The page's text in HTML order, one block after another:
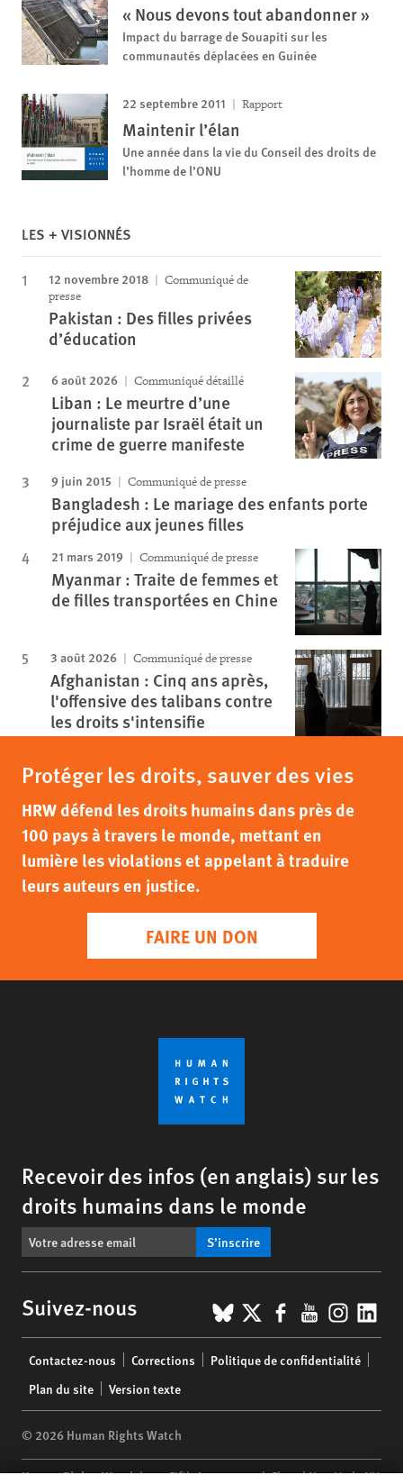
« Nous devons tout abandonner »
Impact du barrage de Souapiti sur les
communautés déplacées en Guinée
22 septembre 2011 Rapport
Maintenir l’élan
Une année dans la vie du Conseil des droits de
l’homme de l’ONU
LES + VISIONNÉS
12 novembre 2018
Communiqué de
presse
Pakistan : Des filles privées
d’éducation
6 août 2026 Communiqué détaillé
Liban : Le meurtre d’une
journaliste par Israël était un
crime de guerre manifeste
9 juin 2015 Communiqué de presse
Bangladesh : Le mariage des enfants porte
préjudice aux jeunes filles
21 mars 2019 Communiqué de presse
Myanmar : Traite de femmes et
de filles transportées en Chine
3 août 2026 Communiqué de presse
Afghanistan : Cinq ans après,
l'offensive des talibans contre
les droits s'intensifie
Protéger les droits, sauver des vies
HRW défend les droits humains dans près de
100 pays à travers le monde, mettant en
lumière les violations et appelant à traduire
leurs auteurs en justice.
FAIRE UN DON
Recevoir des infos (en anglais) sur les
droits humains dans le monde
S’inscrire
Suivez-nous BlueSky
X Facebook
YouTube
menu
Contactez-nous Corrections
Politique de confidentialité
Plan du site
Version texte
© 2026 Human Rights Watch